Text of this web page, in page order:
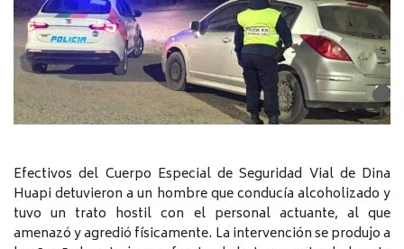
Efectivos del Cuerpo Especial de Seguridad Vial de Dina
Huapi detuvieron a un hombre que conducía alcoholizado y
tuvo un trato hostil con el personal actuante, al que
amenazó y agredió físicamente. La intervención se produjo a